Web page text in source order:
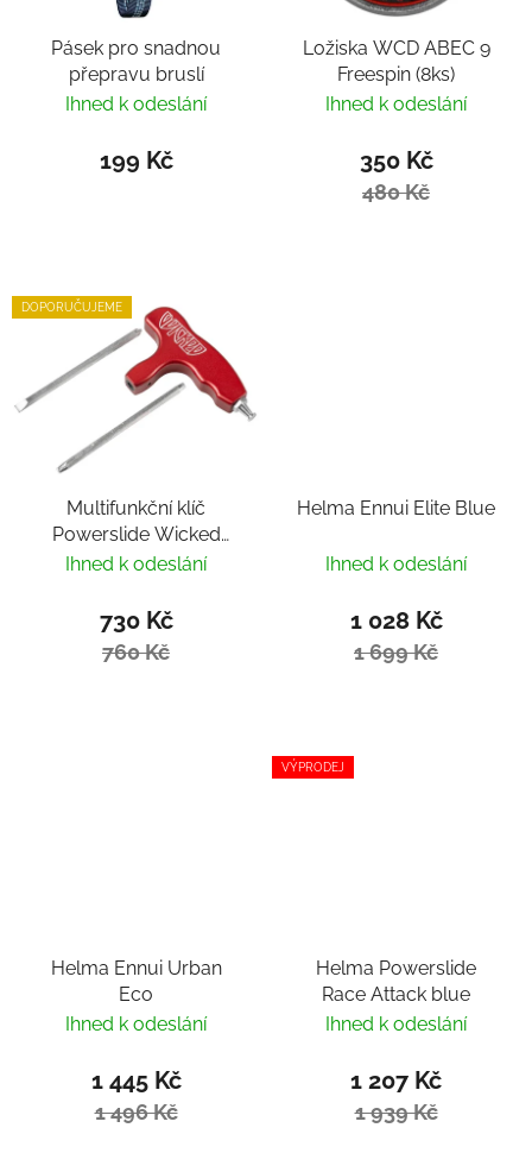
Pásek pro snadnou
přepravu bruslí
Ihned k odeslání
199 Kč
Ložiska WCD ABEC 9
Freespin (8ks)
Ihned k odeslání
350 Kč
480 Kč
DOPORUČUJEME
Multifunkční klíč
Powerslide Wicked
Hardcore Tool
Ihned k odeslání
730 Kč
760 Kč
Helma Ennui Elite Blue
Ihned k odeslání
1 028 Kč
1 699 Kč
Helma Ennui Urban
Eco
Ihned k odeslání
1 445 Kč
1 496 Kč
VÝPRODEJ
Helma Powerslide
Race Attack blue
Ihned k odeslání
1 207 Kč
1 939 Kč